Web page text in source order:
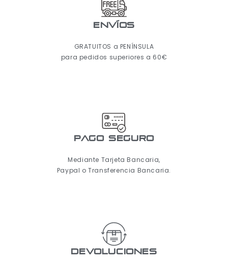
ENVÍOS
GRATUITOS a PENÍNSULA
para pedidos superiores a 60€
pago seguro
Mediante Tarjeta Bancaria,
Paypal o Transferencia Bancaria.
Devoluciones